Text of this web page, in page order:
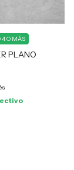
PLANO
4 O MÁS